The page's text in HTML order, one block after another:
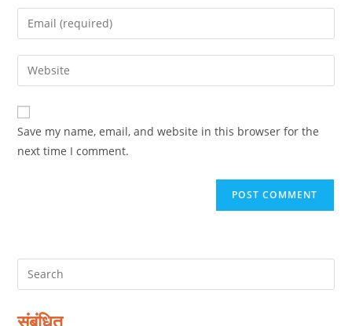
name
comment
Enter
your
email
address
comment
Enter
your
website
URL
(optional)
Save my name, email, and website in this browser for the
next time I comment.